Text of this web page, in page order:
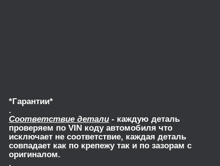
*Гарантии*
.
Соответствие детали - каждую деталь
проверяем по VIN коду автомобиля что
исключает не соответствие, каждая деталь
совпадает как по крепежу так и по зазорам с
оригиналом.
.